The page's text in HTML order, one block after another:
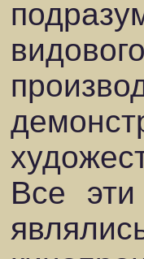
Все